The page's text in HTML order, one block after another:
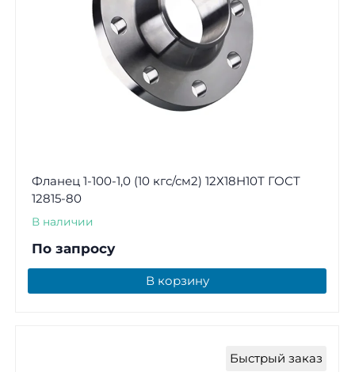
Фланец 1-100-1,0 (10 кгс/см2) 12Х18Н10Т ГОСТ
12815-80
В наличии
По запросу
В корзину
Быстрый заказ